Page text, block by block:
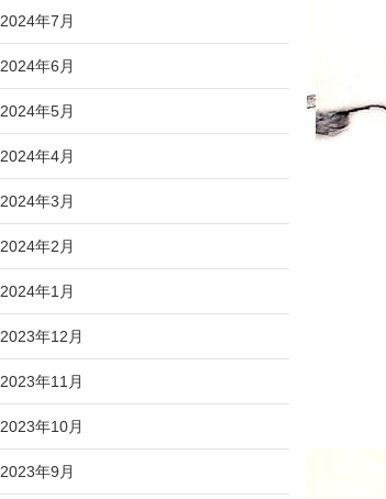
2024年7月
2024年6月
2024年5月
2024年4月
2024年3月
2024年2月
2024年1月
2023年12月
2023年11月
2023年10月
2023年9月